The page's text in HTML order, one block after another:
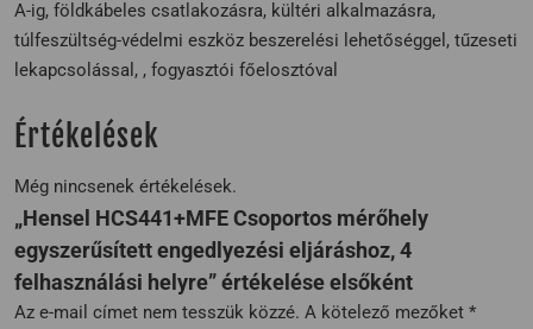
A-ig, földkábeles csatlakozásra, kültéri alkalmazásra,
túlfeszültség-védelmi eszköz beszerelési lehetőséggel, tűzeseti
lekapcsolással, , fogyasztói főelosztóval
Értékelések
Még nincsenek értékelések.
„Hensel HCS441+MFE Csoportos mérőhely
egyszerűsített engedlyezési eljáráshoz, 4
felhasználási helyre” értékelése elsőként
Az e-mail címet nem tesszük közzé. A kötelező mezőket *